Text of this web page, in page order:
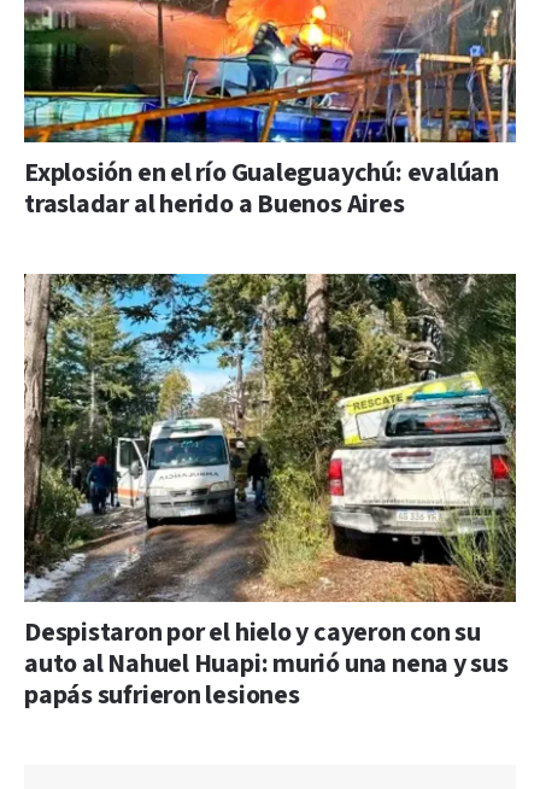
Explosión en el río Gualeguaychú: evalúan
trasladar al herido a Buenos Aires
Despistaron por el hielo y cayeron con su
auto al Nahuel Huapi: murió una nena y sus
papás sufrieron lesiones